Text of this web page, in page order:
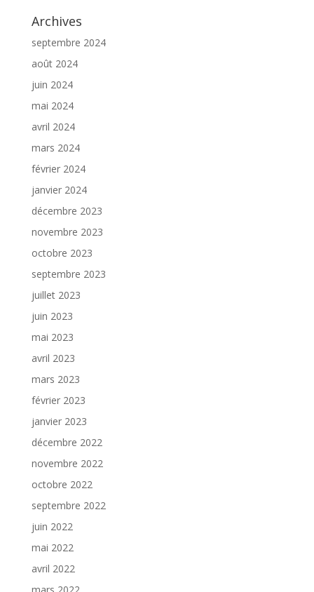
Archives
septembre 2024
août 2024
juin 2024
mai 2024
avril 2024
mars 2024
février 2024
janvier 2024
décembre 2023
novembre 2023
octobre 2023
septembre 2023
juillet 2023
juin 2023
mai 2023
avril 2023
mars 2023
février 2023
janvier 2023
décembre 2022
novembre 2022
octobre 2022
septembre 2022
juin 2022
mai 2022
avril 2022